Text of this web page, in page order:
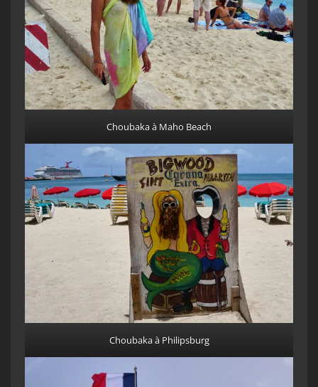
Choubaka à Maho Beach
Choubaka à Philipsburg